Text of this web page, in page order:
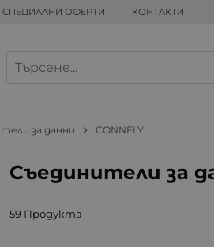
СПЕЦИАЛНИ ОФЕРТИ КОНТАКТИ
за данни CONNFLY
Съединители за
59 Продукта